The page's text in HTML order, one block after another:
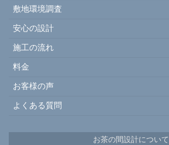
敷地環境調査
安心の設計
施工の流れ
料金
お客様の声
よくある質問
お茶の間設計について